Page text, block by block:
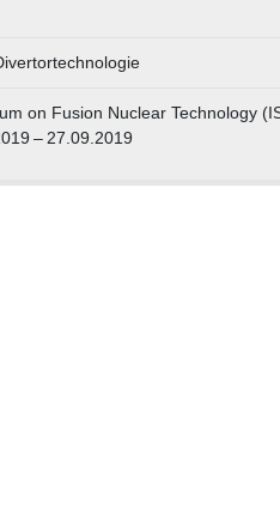
on Fusion Nuclear Technology
– 27.09.2019